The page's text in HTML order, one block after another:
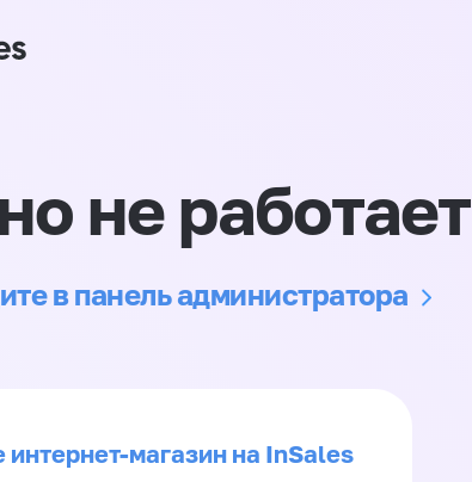
не работает
в панель администратора
интернет-магазин на InSales